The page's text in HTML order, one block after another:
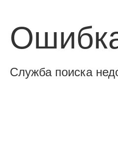
Служба поиска